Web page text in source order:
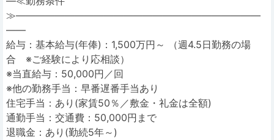
≫―――――――――――――――――――――――――
――
給与：基本給与(年俸)：1,500万円～ （週4.5日勤務の場
合 ※ご経験により応相談）
※当直給与：50,000円／回
※他の勤務手当：早番遅番手当あり
住宅手当：あり(家賃50％／敷金・礼金は全額)
通勤手当：交通費：50,000円まで
退職金：あり(勤続5年～)